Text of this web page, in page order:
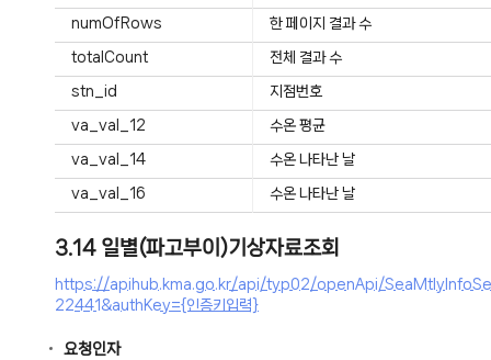
numOfRows 한 페이지 결과 수
totalCount 전체 결과 수
stn_id 지점번호
va_val_12 수온 평균
va_val_14 수온 나타난 날
va_val_16 수온 나타난 날
3.14 일별(파고부이)기상자료조회
https://apihub.kma.go.kr/api/typ02/openApi/
22441&authKey={인증키입력}
요청인자